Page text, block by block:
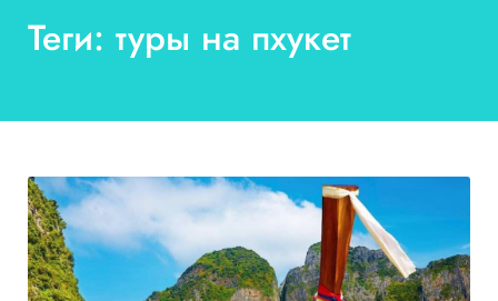
Теги: туры на пхукет